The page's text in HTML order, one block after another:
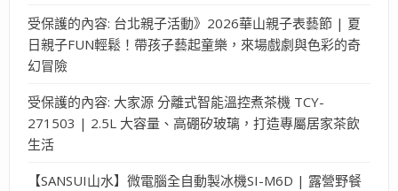
受保護的內容: 台北親子活動》2026華山親子表藝節 | 夏
日親子FUN輕鬆！帶孩子藝起童樂，來場戲劇與色彩的奇
幻冒險
受保護的內容: 大家源 分離式智能溫控煮茶機 TCY-
271503 | 2.5L 大容量、高硼矽玻璃，打造專屬居家茶飲
生活
【SANSUI山水】微電腦全自動製冰機SI-M6D | 露營野餐